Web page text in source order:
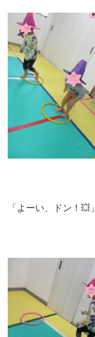
「よーい、ドン！💥」